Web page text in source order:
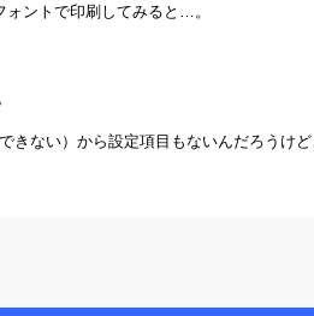
ントで印刷してみると…。
きない）から設定項目もないんだろうけ